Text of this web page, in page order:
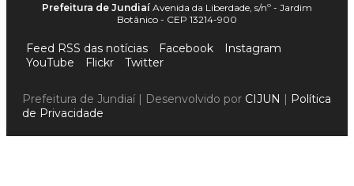
Prefeitura de Jundiaí Avenida da Liberdade, s/nº - Jardim
Botânico - CEP 13214-900
Feed RSS das notícias Facebook
Instagram
YouTube
Flickr Twitter
Prefeitura de Jundiaí | Desenvolvido por CIJUN | Política
de Privacidade